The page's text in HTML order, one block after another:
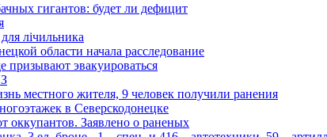
гигантов: будет ли дефицит
лічильника
области начала расследование
призывают эвакуироваться
местного жителя, 9 человек получили ранения
в Северскодонецке
оккупантов. Заявлено о раненых